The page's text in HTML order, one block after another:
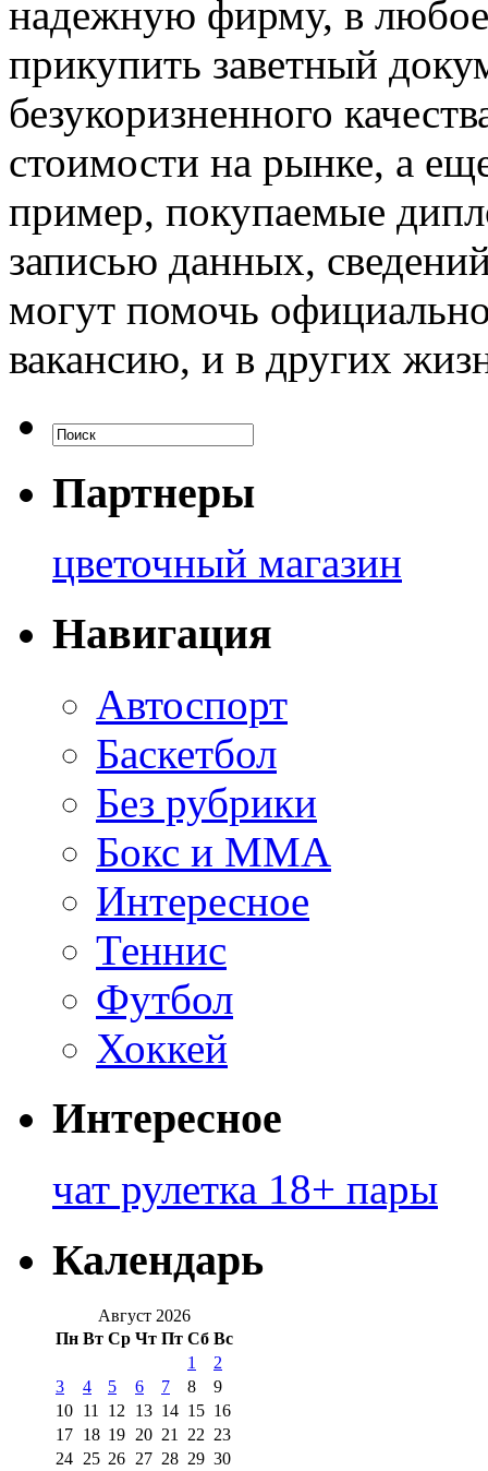
надежную фирму, в любое
прикупить заветный
безукоризненного
стоимости на рынке, а
пример, покупаемые
записью данных,
могут помочь
вакансию, и в других
Партнеры
цветочный магазин
Навигация
Автоспорт
Баскетбол
Без рубрики
Бокс и ММА
Интересное
Теннис
Футбол
Хоккей
Интересное
чат рулетка 18+ пары
Календарь
Август 2026
Пн Вт Ср Чт Пт Сб Вс
1
2
3
4 5 6 7 8
9
10 11 12 13 14 15 16
17 18 19 20 21 22 23
24 25 26 27 28 29 30